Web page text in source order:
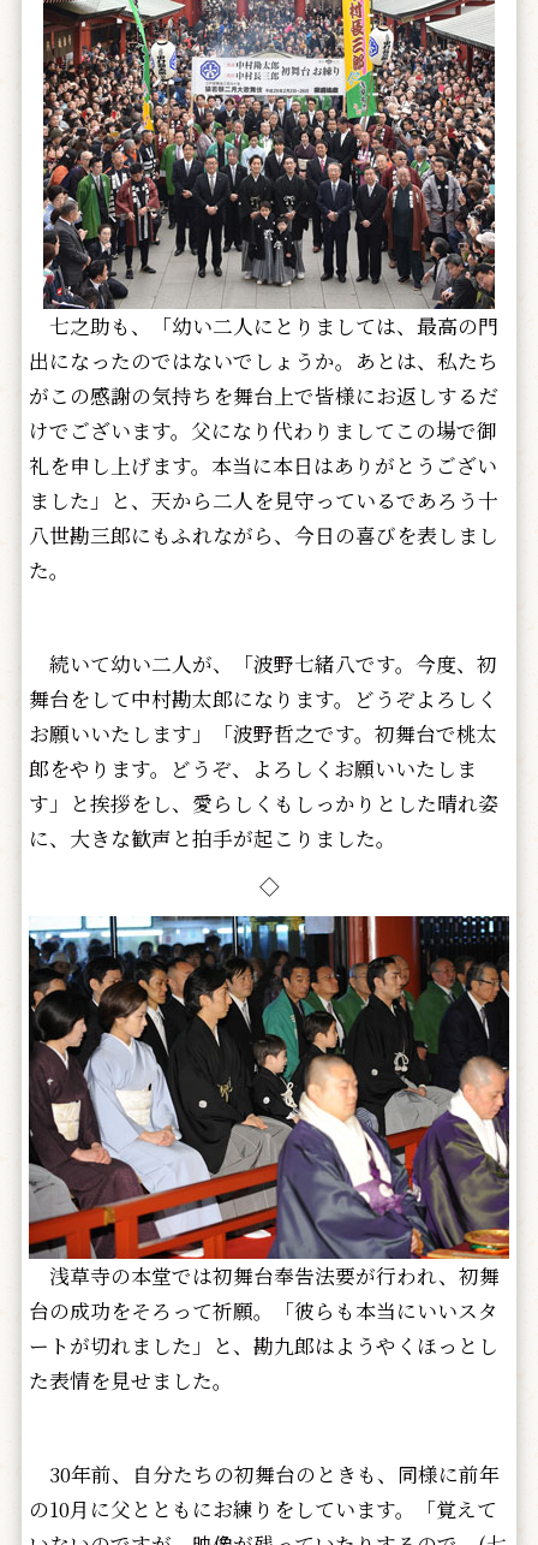
七之助も、「幼い二人にとりましては、最高の門
出になったのではないでしょうか。あとは、私たち
がこの感謝の気持ちを舞台上で皆様にお返しするだ
けでございます。父になり代わりましてこの場で御
礼を申し上げます。本当に本日はありがとうござい
ました」と、天から二人を見守っているであろう十
八世勘三郎にもふれながら、今日の喜びを表しまし
た。
続いて幼い二人が、「波野七緒八です。今度、初
舞台をして中村勘太郎になります。どうぞよろしく
お願いいたします」「波野哲之です。初舞台で桃太
郎をやります。どうぞ、よろしくお願いいたしま
す」と挨拶をし、愛らしくもしっかりとした晴れ姿
に、大きな歓声と拍手が起こりました。
◇
浅草寺の本堂では初舞台奉告法要が行われ、初舞
台の成功をそろって祈願。「彼らも本当にいいスタ
ートが切れました」と、勘九郎はようやくほっとし
た表情を見せました。
30年前、自分たちの初舞台のときも、同様に前年
の10月に父とともにお練りをしています。「覚えて